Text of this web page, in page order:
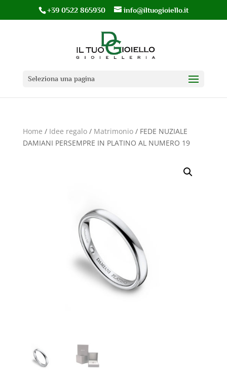
+39 0522 865930 info@iltuogioiello.it
Seleziona una pagina
Home / Idee regalo/ Matrimonio/ FEDE NUZIALE
DAMIANI PERSEMPRE IN PLATINO AL NUMERO 19